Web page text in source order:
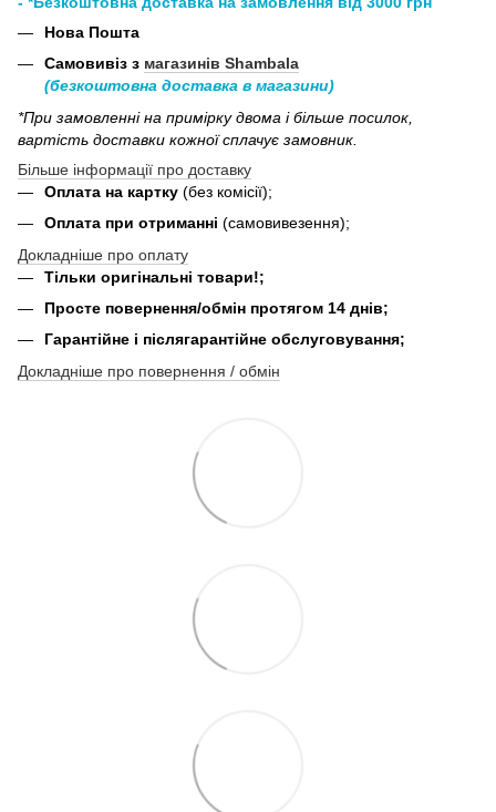
Нова Пошта
Самовивіз з магазинів Shambala
(безкоштовна доставка в магазини)
*При замовленні на примірку двома і більше посилок,
вартість доставки кожної сплачує замовник.
Більше інформації про доставку
Оплата на картку (без комісії);
Оплата при отриманні (самовивезення);
Докладніше про оплату
Тільки оригінальні товари!;
Просте повернення/обмін протягом 14 днів;
Гарантійне і післягарантійне обслуговування;
Докладніше про повернення / обмін